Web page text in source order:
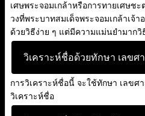
เศษพระจอมเกล้าหรือการทายเศษช
วงที่พระบาทสมเด็จพระจอมเกล้าเจ้
ด้วยวิธีง่าย ๆ แต่มีความแม่นยำมากวิ
วิเคราะห์ชื่อด้วยทักษา เลขศ
การวิเคราะห์ชื่อนี้ จะใช้ทักษา เลขศ
วิเคราะห์ชื่อ